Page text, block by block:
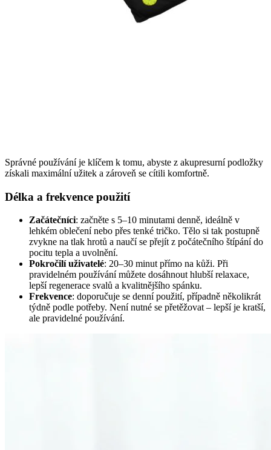
Správné používání je klíčem k tomu, abyste z akupresurní podložky
získali maximální užitek a zároveň se cítili komfortně.
Délka a frekvence použití
Začátečníci: začněte s 5–10 minutami denně, ideálně v
lehkém oblečení nebo přes tenké tričko. Tělo si tak postupně
zvykne na tlak hrotů a naučí se přejít z počátečního štípání do
pocitu tepla a uvolnění.
Pokročilí uživatelé: 20–30 minut přímo na kůži. Při
pravidelném používání můžete dosáhnout hlubší relaxace,
lepší regenerace svalů a kvalitnějšího spánku.
Frekvence: doporučuje se denní použití, případně několikrát
týdně podle potřeby. Není nutné se přetěžovat – lepší je kratší,
ale pravidelné používání.